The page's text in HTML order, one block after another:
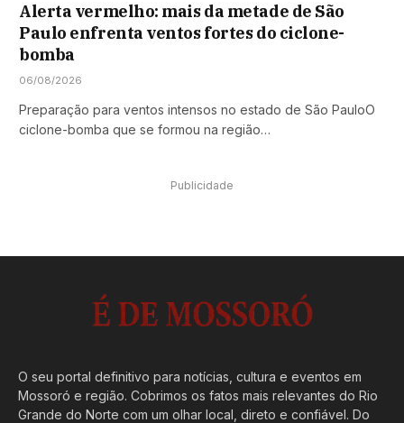
Alerta vermelho: mais da metade de São
Paulo enfrenta ventos fortes do ciclone-
bomba
06/08/2026
Preparação para ventos intensos no estado de São PauloO
ciclone-bomba que se formou na região…
Publicidade
O seu portal definitivo para notícias, cultura e eventos em
Mossoró e região. Cobrimos os fatos mais relevantes do Rio
Grande do Norte com um olhar local, direto e confiável. Do